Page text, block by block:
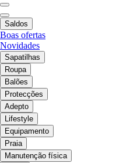
Saldos
Boas ofertas
Novidades
Sapatilhas
Roupa
Balões
Protecções
Adepto
Lifestyle
Equipamento
Praia
Manutenção física